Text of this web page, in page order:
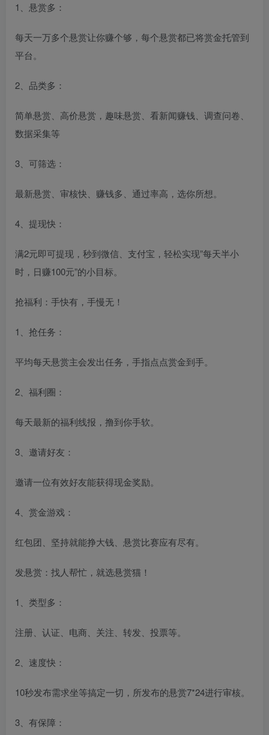
1、悬赏多：
每天一万多个悬赏让你赚个够，每个悬赏都已将赏金托管到
平台。
2、品类多：
简单悬赏、高价悬赏，趣味悬赏、看新闻赚钱、调查问卷、
数据采集等
3、可筛选：
最新悬赏、审核快、赚钱多、通过率高，选你所想。
4、提现快：
满2元即可提现，秒到微信、支付宝，轻松实现”每天半小
时，日赚100元”的小目标。
抢福利：手快有，手慢无！
1、抢任务：
平均每天悬赏主会发出任务，手指点点赏金到手。
2、福利圈：
每天最新的福利线报，撸到你手软。
3、邀请好友：
邀请一位有效好友能获得现金奖励。
4、赏金游戏：
红包团、坚持就能挣大钱、悬赏比赛应有尽有。
发悬赏：找人帮忙，就选悬赏猫！
1、类型多：
注册、认证、电商、关注、转发、投票等。
2、速度快：
10秒发布需求坐等搞定一切，所发布的悬赏7*24进行审核。
3、有保障：